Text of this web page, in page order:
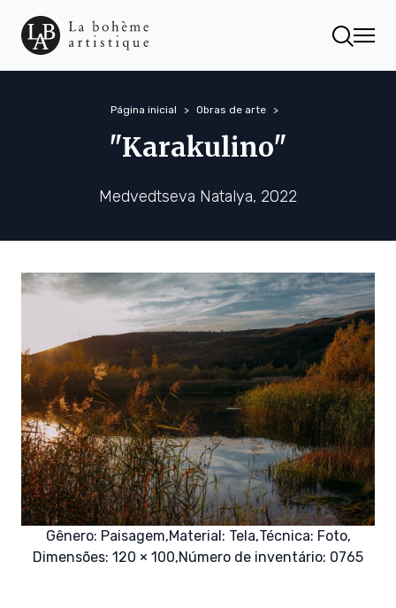
Página inicial Obras de arte
"Karakulino"
Medvedtseva Natalya, 2022
Gênero: Paisagem,Material: Tela,Técnica: Foto,
Dimensões: 120 × 100,Número de inventário: 0765